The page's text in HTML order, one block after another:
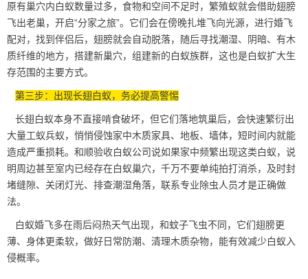
原有巢穴内白蚁数量过多，食物和空间不足时，繁殖蚁就会借助翅膀
飞出老巢，开启“分家之旅”。它们会在傍晚扎堆飞向光源，进行婚飞
配对，找到伴侣后，翅膀就会自动脱落，随后寻找潮湿、阴暗、有木
质纤维的地方，搭建新巢穴，组建新的白蚁族群，这也是白蚁扩大生
存范围的主要方式。
第三步：出现长翅白蚁，务必提高警惕
长翅白蚁本身不直接啃食破坏，但它们落地筑巢后，会快速繁衍出
大量工蚁兵蚁，悄悄侵蚀家中木质家具、地板、墙体，短时间内就能
造成严重损耗。和顺验收白蚁公司说如果家中频繁出现这类白蚁，说
明周边甚至室内已经存在白蚁巢穴，千万不要单纯拍打消杀，及时封
堵缝隙、关闭灯光、排查潮湿角落，联系专业除虫人员才是正确做
法。
白蚁婚飞多在雨后闷热天气出现，和蚊子飞虫不同，它们翅膀更
薄、身体更柔软，做好日常防潮、清理木质杂物，能有效减少白蚁入
侵概率。